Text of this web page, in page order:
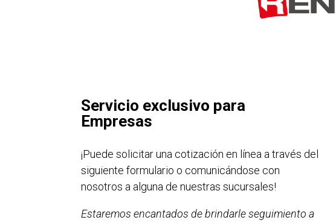
Servicio exclusivo para
Empresas
¡Puede solicitar una cotización en línea a través del
siguiente formulario o comunicándose con
nosotros a alguna de nuestras sucursales!
Estaremos encantados de brindarle seguimiento a